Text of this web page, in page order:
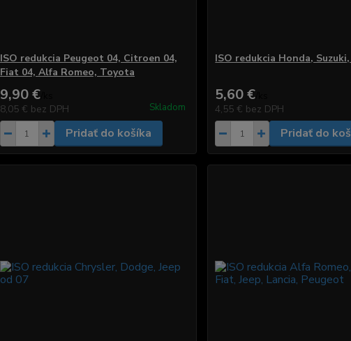
ISO redukcia Peugeot 04, Citroen 04,
Fiat 04, Alfa Romeo, Toyota
9,90 €/
8,05 € bez DPH Skladom
Pridať do košíka
ISO redukcia Honda,
5,60 €
4,55 € bez DPH
Pridať do